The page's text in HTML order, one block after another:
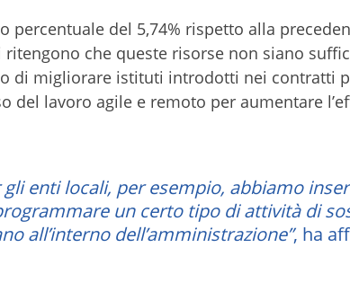
percentuale del 5,74% rispetto alla
ritengono che queste risorse non siano
di migliorare istituti introdotti nei contratti
del lavoro agile e remoto per aumentare
enti locali, per esempio, abbiamo
un certo tipo di attività di
all’interno dell’amministrazione”, ha